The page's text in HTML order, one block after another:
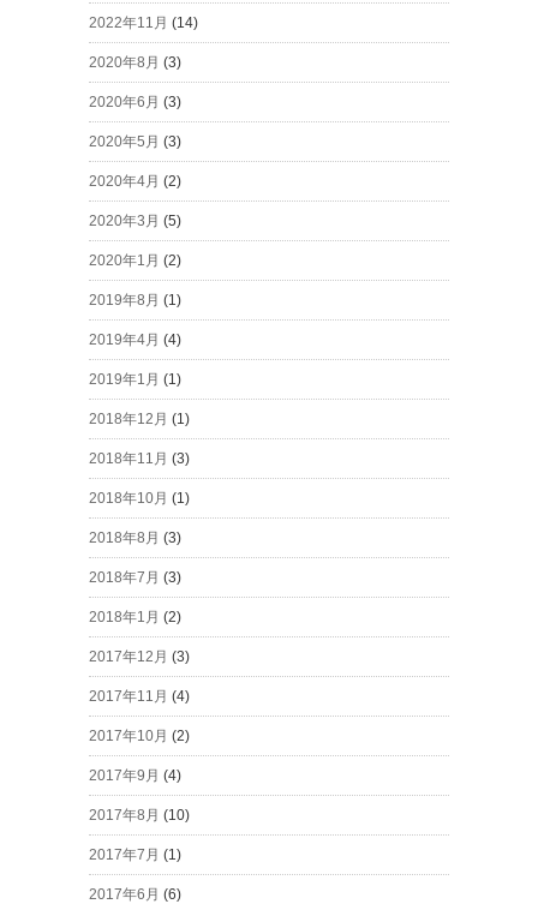
2022年11月 (14)
2020年8月 (3)
2020年6月 (3)
2020年5月 (3)
2020年4月 (2)
2020年3月 (5)
2020年1月 (2)
2019年8月 (1)
2019年4月 (4)
2019年1月 (1)
2018年12月 (1)
2018年11月 (3)
2018年10月 (1)
2018年8月 (3)
2018年7月 (3)
2018年1月 (2)
2017年12月 (3)
2017年11月 (4)
2017年10月 (2)
2017年9月 (4)
2017年8月 (10)
2017年7月 (1)
2017年6月 (6)